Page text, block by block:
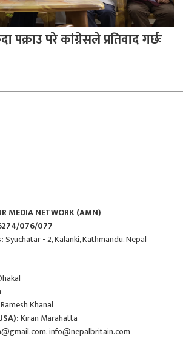
पक्राउ परे कांग्रेसले प्रतिवाद गर्छः
MEDIA NETWORK (AMN)
076/077
Syuchatar - 2, Kalanki, Kathmandu, Nepal
Khanal
Kiran Marahatta
,info@nepalbritain.com